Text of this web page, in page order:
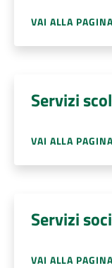
VAI ALLA PAGINA
Servizi
VAI ALLA PAGINA
Servizi
VAI ALLA PAGINA